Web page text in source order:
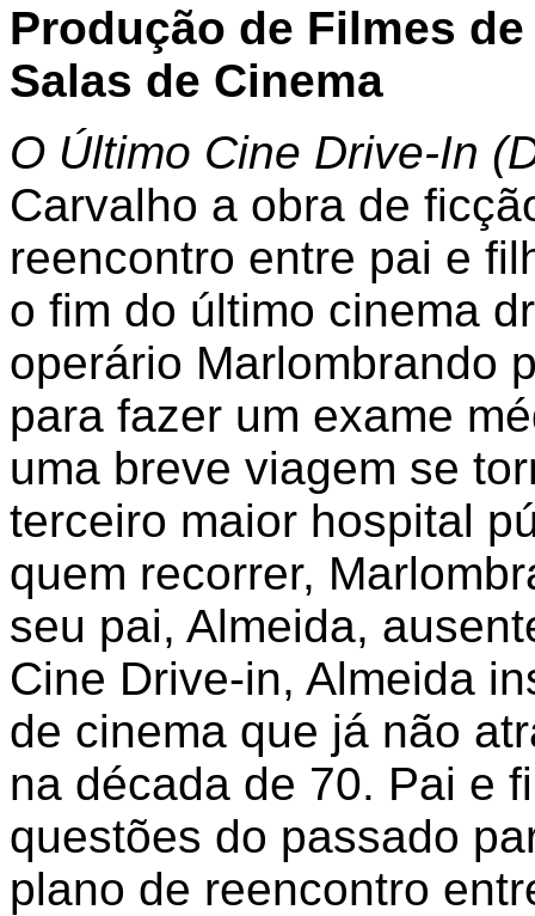
Produção de Filmes
Salas de Cinema
O Último Cine Drive-In
Carvalho a obra de
reencontro entre pai e
o fim do último cinema
operário Marlombrando
para fazer um exame
uma breve viagem se
terceiro maior hospital
quem recorrer,
seu pai, Almeida,
Cine Drive-in, Almeida
de cinema que já não
na década de 70. Pai e
questões do passado
plano de reencontro